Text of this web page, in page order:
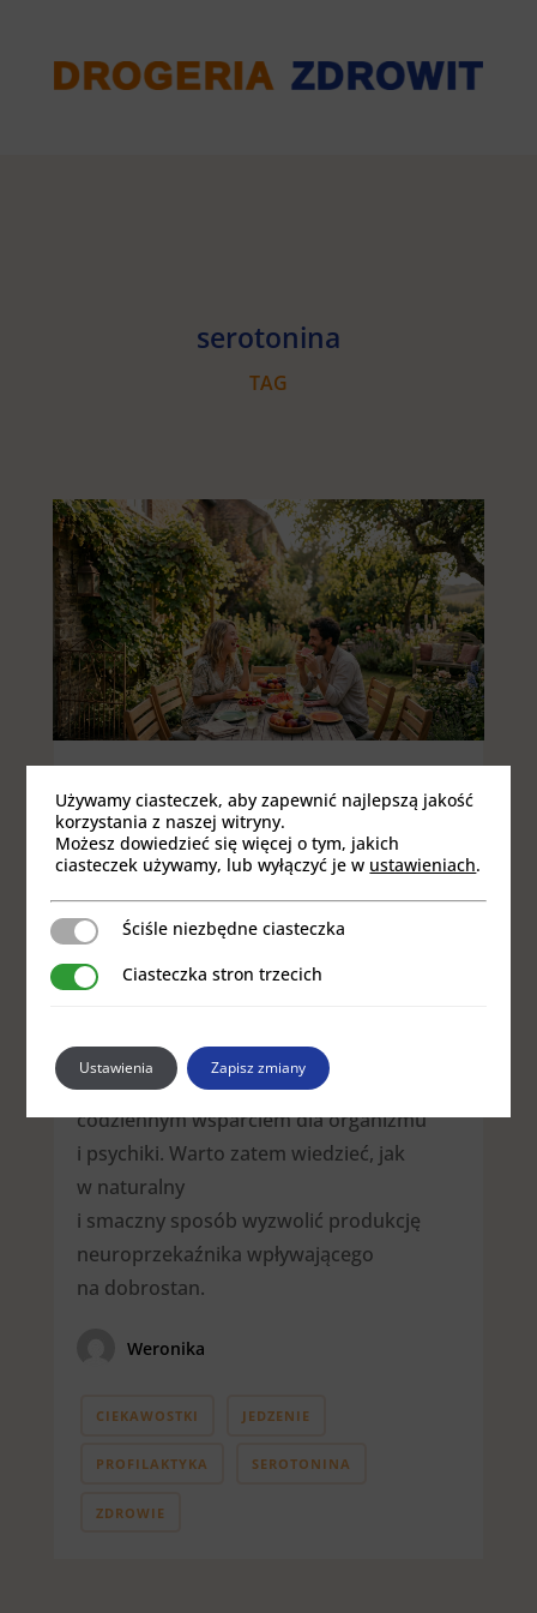
serotonina
TAG
JEDZENIE NA NASTRÓJ –
SEZONOWE PRODUKTY, KTÓRE
WSPIERAJĄ SEROTONINĘ
Nastrój to coś znacznie bardziej
złożonego niż „poziom serotoniny”. Sen,
ruch, światło słoneczne, stres i relacje
Jedzenie nie zastąpi odpoczynku ani
pomocy specjalisty, ale może być
codziennym wsparciem dla organizmu
i psychiki. Warto zatem wiedzieć, jak
w naturalny
i smaczny sposób wyzwolić produkcję
neuroprzekaźnika wpływającego
na dobrostan.
Weronika
CIEKAWOSTKI JEDZENIE
PROFILAKTYKA SEROTONINA
ZDROWIE
Używamy ciasteczek, aby zapewnić najlepszą jakość
korzystania z naszej witryny.
Możesz dowiedzieć się więcej o tym, jakich
ciasteczek używamy, lub wyłączyć je w ustawieniach.
Ściśle niezbędne ciasteczka
Ściśle niezbędne ciasteczka
Ciasteczka stron trzecich
Ciasteczka stron trzecich
Ustawienia Zapisz zmiany